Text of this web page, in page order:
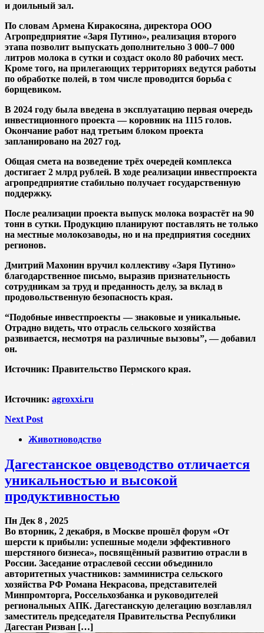
и доильный зал.
По словам Армена Киракосяна, директора ООО
Агропредприятие «Заря Путино», реализация второго
этапа позволит выпускать дополнительно 3 000–7 000
литров молока в сутки и создаст около 80 рабочих мест.
Кроме того, на прилегающих территориях ведутся работы
по обработке полей, в том числе проводится борьба с
борщевиком.
В 2024 году была введена в эксплуатацию первая очередь
инвестиционного проекта — коровник на 1115 голов.
Окончание работ над третьим блоком проекта
запланировано на 2027 год.
Общая смета на возведение трёх очередей комплекса
достигает 2 млрд рублей. В ходе реализации инвестпроекта
агропредприятие стабильно получает государственную
поддержку.
После реализации проекта выпуск молока возрастёт на 90
тонн в сутки. Продукцию планируют поставлять не только
на местные молокозаводы, но и на предприятия соседних
регионов.
Дмитрий Махонин вручил коллективу «Заря Путино»
благодарственное письмо, выразив признательность
сотрудникам за труд и преданность делу, за вклад в
продовольственную безопасность края.
“Подобные инвестпроекты — знаковые и уникальные.
Отрадно видеть, что отрасль сельского хозяйства
развивается, несмотря на различные вызовы”, — добавил
он.
Источник: Правительство Пермского края.
Источник: agroxxi.ru
Next Post
Животноводство
Дагестанское овцеводство отличается
уникальностью и высокой
продуктивностью
Пн Дек 8 , 2025
Во вторник, 2 декабря, в Москве прошёл форум «От
шерсти к прибыли: успешные модели эффективного
шерстяного бизнеса», посвящённый развитию отрасли в
России. Заседание отраслевой сессии объединило
авторитетных участников: замминистра сельского
хозяйства РФ Романа Некрасова, представителей
Минпромторга, Россельхозбанка и руководителей
региональных АПК. Дагестанскую делегацию возглавлял
заместитель председателя Правительства Республики
Дагестан Ризван […]